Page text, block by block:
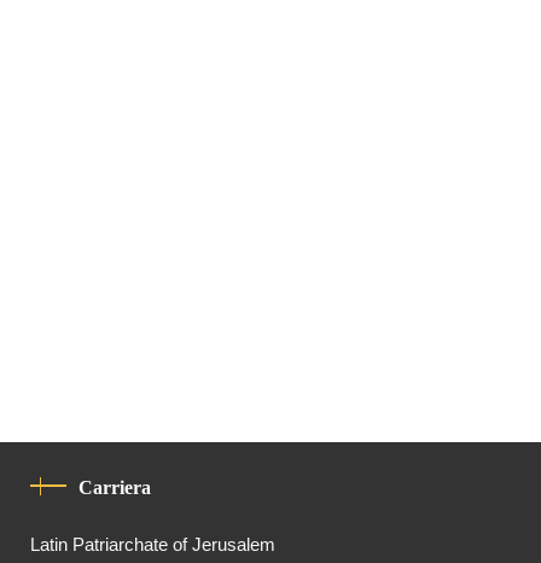
Carriera
Latin Patriarchate of Jerusalem